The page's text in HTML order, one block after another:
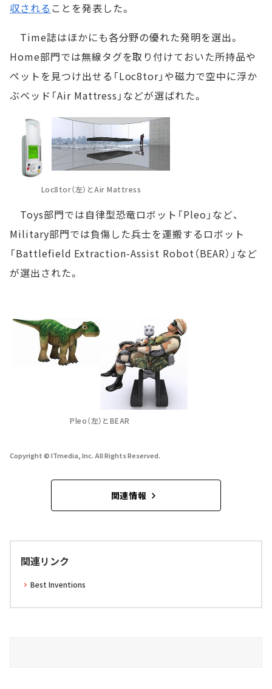
収される ことを発表した。
Time誌はほかにも各分野の優れた発明を選出。
Home部門では無線タグを取り付けておいた所持品や
ペットを見つけ出せる「Loc8tor」や磁力で空中に浮か
ぶベッド「Air Mattress」などが選ばれた。
Loc8tor（左）とAir Mattress
Toys部門では自律型恐竜ロボット「Pleo」など、
Military部門では負傷した兵士を運搬するロボット
「Battlefield Extraction-Assist Robot（BEAR）」など
が選出された。
Pleo（左）とBEAR
Copyright © ITmedia, Inc. All Rights Reserved.
関連情報
関連リンク
Best Inventions